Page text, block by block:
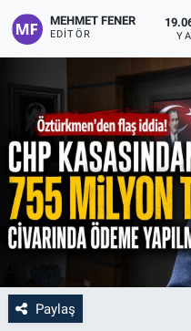
MEHMET FENER
EDITÖR
Paylaş